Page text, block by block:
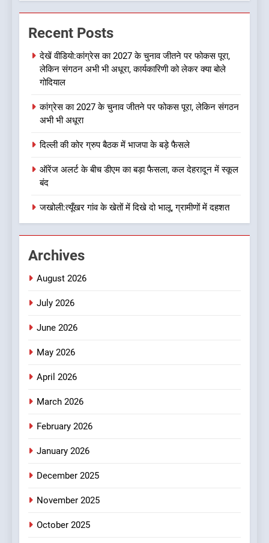
4
ऑरेंज अलर्ट के बीच डीएम का बड़ा
फैसला, कल देहरादून में स्कूल बंद
5
भालू, ग्रामीणों में दहशत
उत्तराखण्ड
नशा उन्मूलन और मिशन एजुकेशन के
7
8
Recent Posts
देखें वीडियो:कांग्रेस का 2027 के चुनाव जीतने पर फोकस पूरा,
लेकिन संगठन अभी भी अधूरा, कार्यकारिणी को लेकर क्या बोले
गोदियाल
कांग्रेस का 2027 के चुनाव जीतने पर फोकस पूरा, लेकिन संगठन
अभी भी अधूरा
दिल्ली की कोर ग्रुप बैठक में भाजपा के बड़े फैसले
ऑरेंज अलर्ट के बीच डीएम का बड़ा फैसला, कल देहरादून में स्कूल
बंद
जखोली:त्यूँखर गांव के खेतों में दिखे दो भालू, ग्रामीणों में दहशत
Archives
August 2026
July 2026
June 2026
May 2026
April 2026
March 2026
February 2026
January 2026
December 2025
November 2025
October 2025